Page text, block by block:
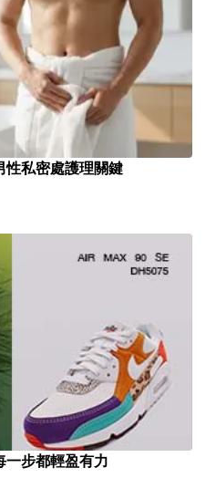
性私密處護理關鍵
一步都輕盈有力